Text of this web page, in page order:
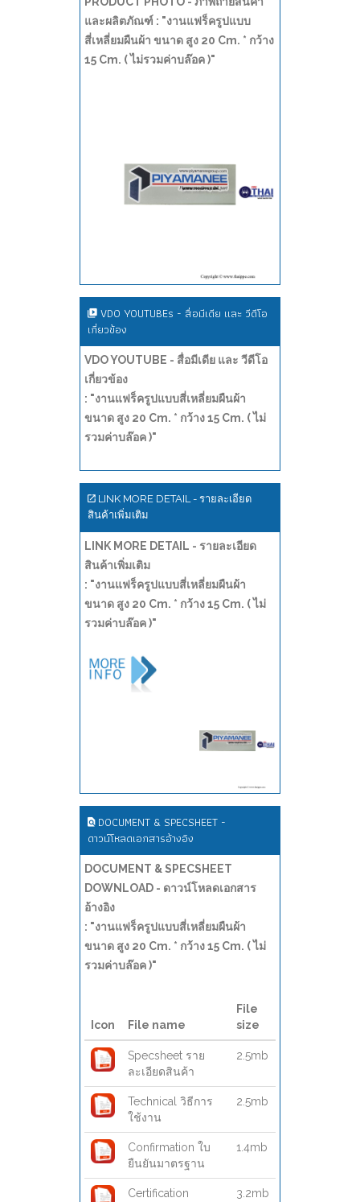
และผลิตภัณฑ์ : "งานแฟร็ครูปแบบ
สี่เหลี่ยมผืนผ้า ขนาด สูง 20 Cm. * กว้าง
15 Cm. ( ไม่รวมค่าบล๊อค )"
VDO YOUTUBEs - สื่อมีเดีย และ วีดีโอ
เกี่ยวข้อง
VDO YOUTUBE - สื่อมีเดีย และ วีดีโอ
เกี่ยวข้อง
: "งานแฟร็ครูปแบบสี่เหลี่ยมผืนผ้า
ขนาด สูง 20 Cm. * กว้าง 15 Cm. ( ไม่
รวมค่าบล๊อค )"
LINK MORE DETAIL - รายละเอียด
สินค้าเพิ่มเติม
LINK MORE DETAIL - รายละเอียด
สินค้าเพิ่มเติม
: "งานแฟร็ครูปแบบสี่เหลี่ยมผืนผ้า
ขนาด สูง 20 Cm. * กว้าง 15 Cm. ( ไม่
รวมค่าบล๊อค )"
DOCUMENT & SPECSHEET -
ดาวน์โหลดเอกสารอ้างอิง
DOCUMENT & SPECSHEET
DOWNLOAD - ดาวน์โหลดเอกสาร
อ้างอิง
: "งานแฟร็ครูปแบบสี่เหลี่ยมผืนผ้า
ขนาด สูง 20 Cm. * กว้าง 15 Cm. ( ไม่
รวมค่าบล๊อค )"
Icon File name
File
size
Specsheet ราย
ละเอียดสินค้า
2.5mb
Technical วิธีการ
ใช้งาน
2.5mb
Confirmation ใบ
ยืนยันมาตรฐาน
1.4mb
Certification 3.2mb